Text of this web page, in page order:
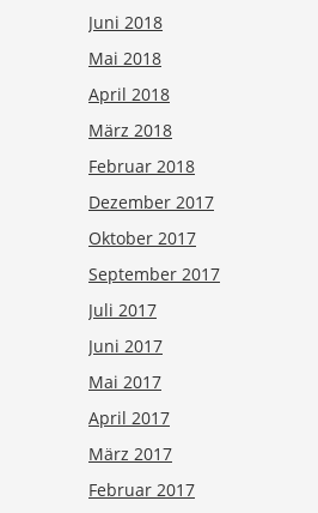
Juni 2018
Mai 2018
April 2018
März 2018
Februar 2018
Dezember 2017
Oktober 2017
September 2017
Juli 2017
Juni 2017
Mai 2017
April 2017
März 2017
Februar 2017